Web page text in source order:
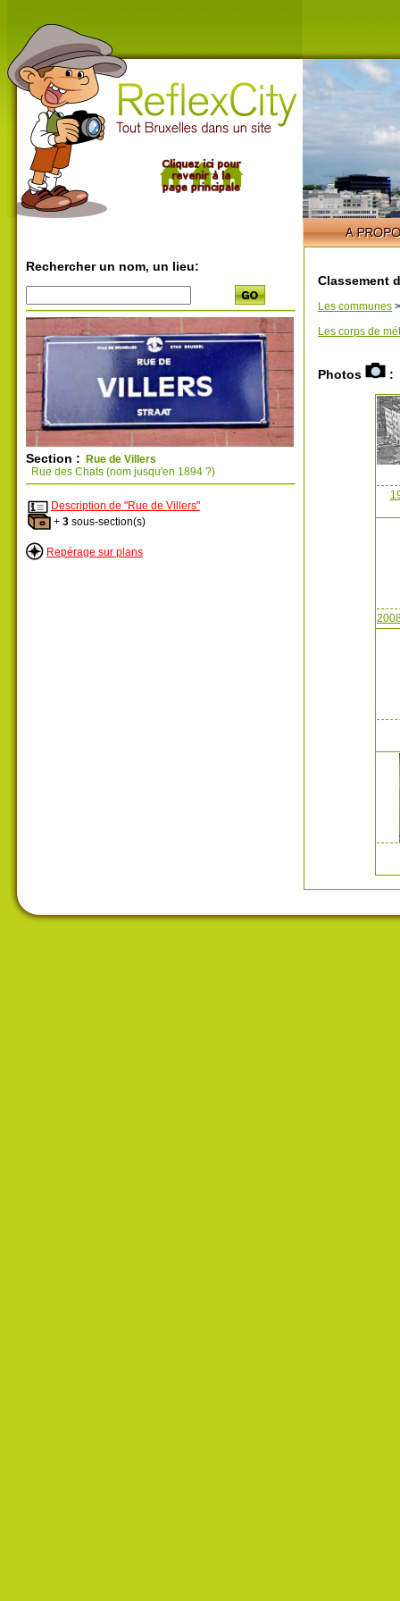
Rechercher un nom, un lieu:
Section : Rue de Villers
Rue des Chats (nom jusqu'en 1894 ?)
Description de "Rue de Villers"
+ 3 sous-section(s)
Repérage sur plans
Classement
Les communes >
Les corps de
Photos :